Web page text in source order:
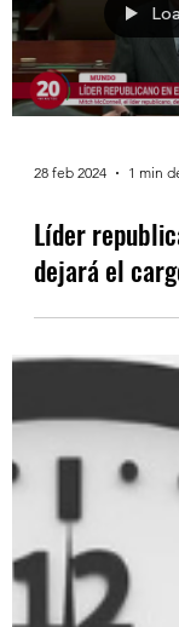
28 feb 2024
Líder
dejará el cargo